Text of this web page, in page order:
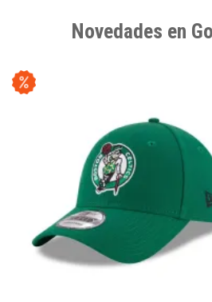
Novedades en